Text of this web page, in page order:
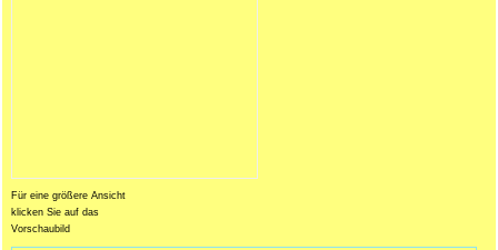
Für eine größere Ansicht
klicken Sie auf das
Vorschaubild